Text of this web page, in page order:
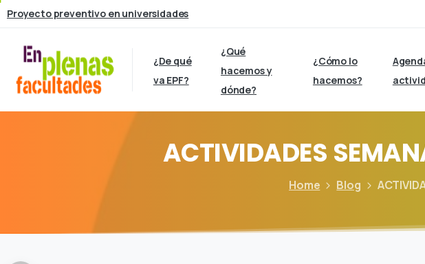
Proyecto preventivo en universidades
¿De qué
va EPF?
¿Qué
hacemos y
dónde?
¿Cómo lo
hacemos?
ACTIVIDADES
Home Blog